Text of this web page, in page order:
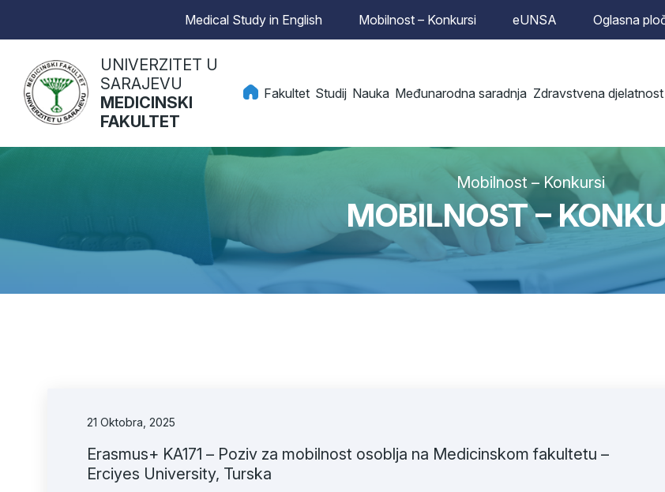
Medical Study in English Mobilnost – Konkursi eUNSA Oglasna
UNIVERZITET U
SARAJEVU
MEDICINSKI
FAKULTET
Fakultet Studij Nauka Međunarodna saradnja Zdravstvena djelatnost
Mobilnost – Konkursi
MOBILNOST –
21 Oktobra, 2025
Erasmus+ KA171 – Poziv za mobilnost osoblja na Medicinskom fakultetu –
Erciyes University, Turska